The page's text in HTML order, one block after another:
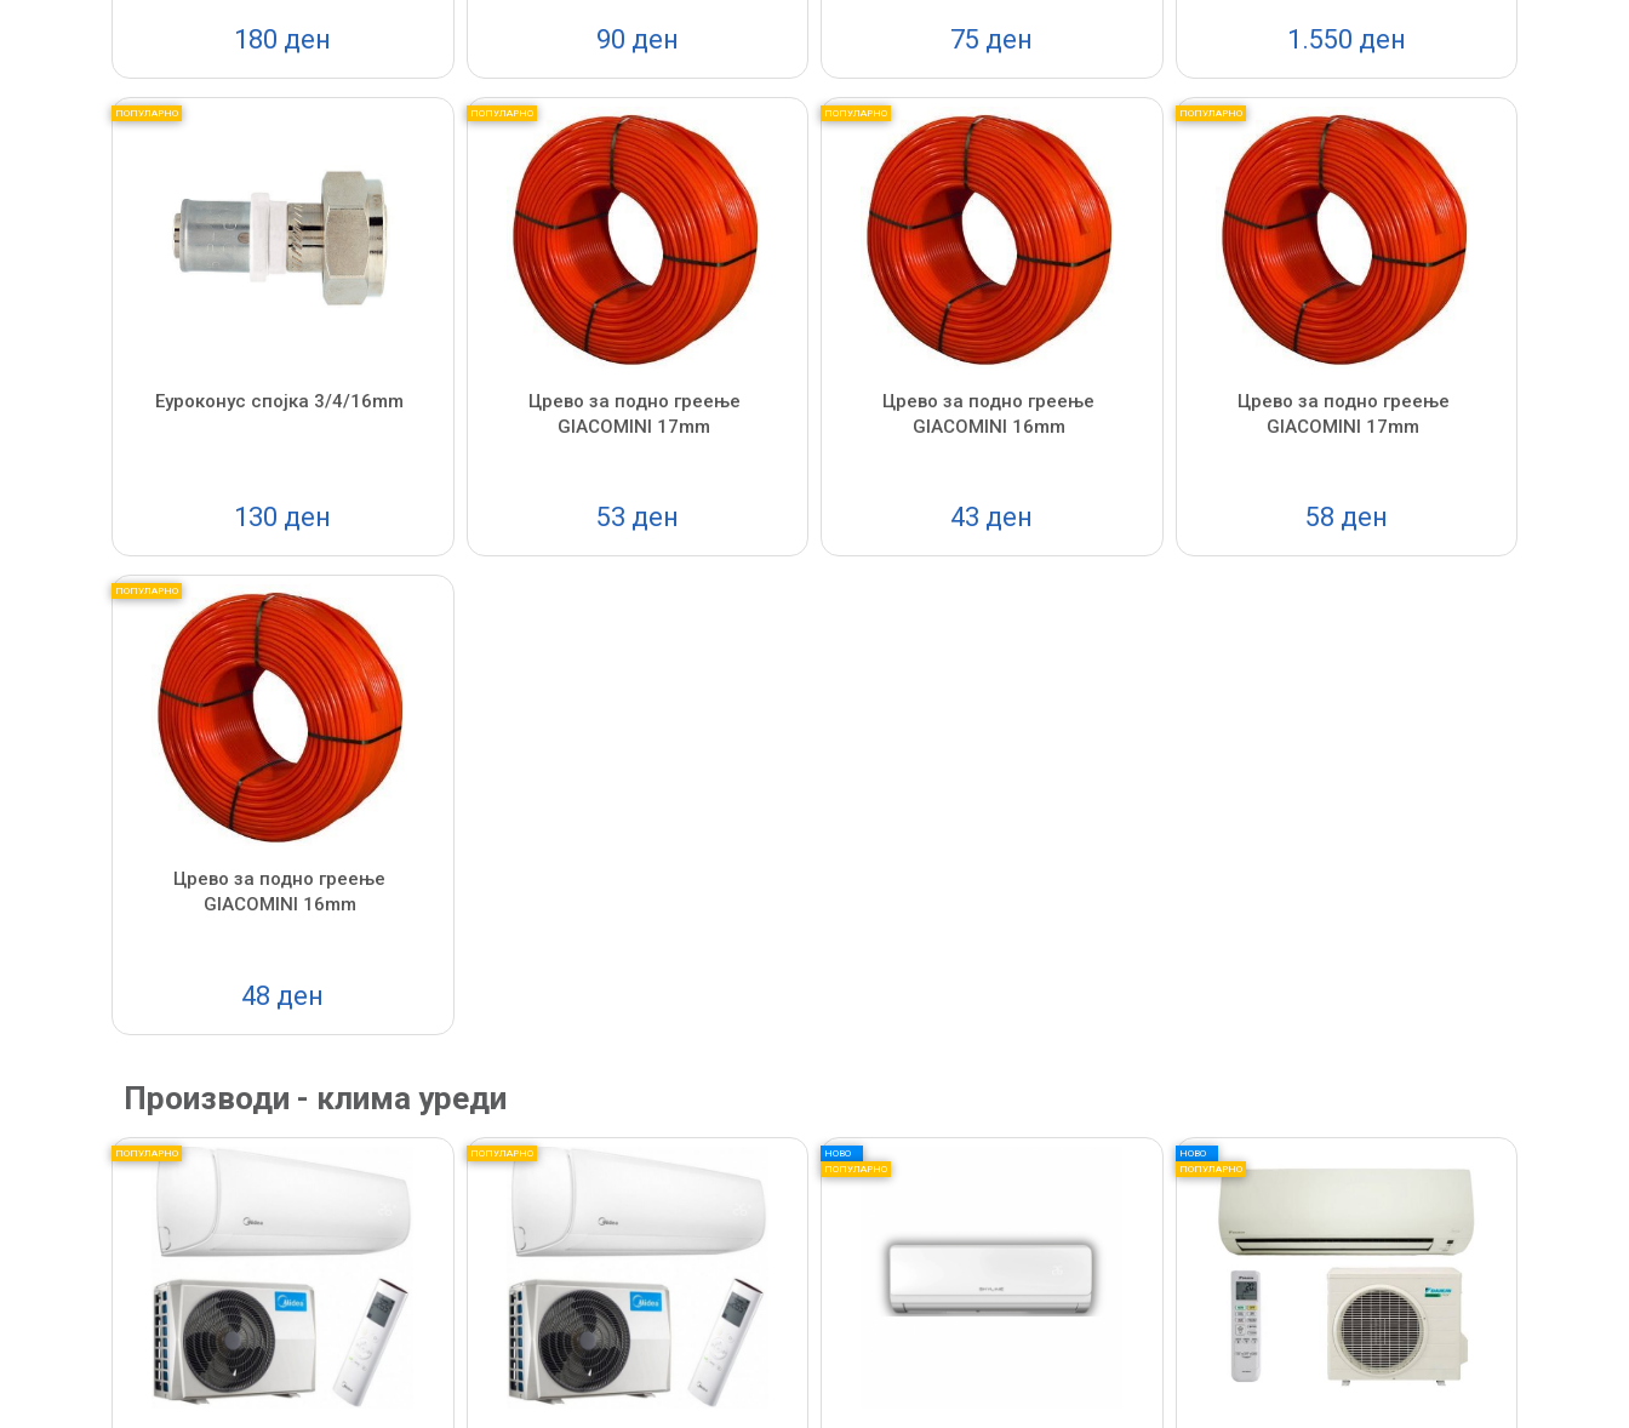
180 ден 90 ден 75 ден 1.550 ден
ПОПУЛАРНО
Еуроконус спојка 3/4/16mm
130 ден
ПОПУЛАРНО
Црево за подно греење
GIACOMINI 17mm
53 ден
ПОПУЛАРНО
Црево за подно греење
GIACOMINI 16mm
43 ден
ПОПУЛАРНО
Црево за подно греење
GIACOMINI 17mm
58 ден
ПОПУЛАРНО
Црево за подно греење
GIACOMINI 16mm
48 ден
Производи - клима уреди
ПОПУЛАРНО ПОПУЛАРНО
НОВО
ПОПУЛАРНО
НОВО
ПОПУЛАРНО